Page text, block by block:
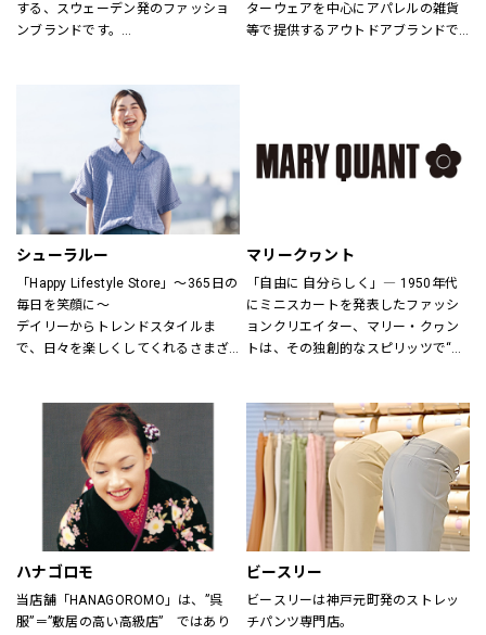
する、スウェーデン発のファッショ
ンブランドです。
さまをお迎えしています。
H&Mお問い合わせ窓口:
https://lin.ee/k1gDN7M（LINEでの
お問い合わせ）
ターウェアを中心にアパレルの雑貨
等で提供するアウトドアブランドで
アウトドア・ライフスタルウェア等
の幅広いアイテムをメンズ・ウィメ
シューラルー
「Happy Lifestyle Store」～365日の
毎日を笑顔に～
デイリーからトレンドスタイルま
で、日々を楽しくしてくれるさまざ
マリークヮント
「自由に 自分らしく」― 1950年代
にミニスカートを発表したファッシ
ョンクリエイター、マリー・クヮン
トは、その独創的なスピリッツで“ス
しました。
MARY QUANTのアイテムには、あり
のままの自分を表現し、今以上にい
きいきと輝いてほしいという想いが
込められています。
全ての女性に、自分らしさの創造と
直感を。
ハナゴロモ
当店舗「HANAGOROMO」は、”呉
服”＝”敷居の高い高級店”　ではあり
ビースリー
ビースリーは神戸元町発のストレッ
チパンツ専門店。